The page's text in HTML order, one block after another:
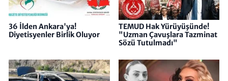
36 İlden Ankara'ya!
Diyetisyenler Birlik Oluyor
TEMUD Hak Yürüyüşünde!
"Uzman Çavuşlara Tazminat
Sözü Tutulmadı"